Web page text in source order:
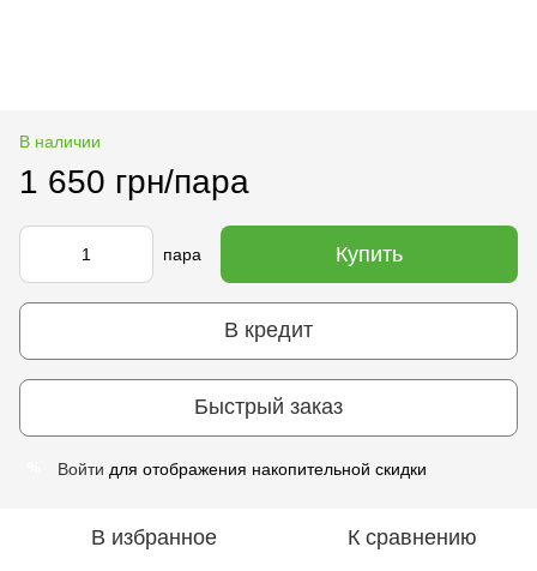
В наличии
1 650 грн/пара
пара Купить
В кредит
Быстрый заказ
Войти для отображения накопительной скидки
В избранное К сравнению